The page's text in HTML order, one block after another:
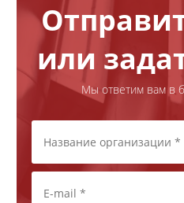
или
Мы ответим вам в